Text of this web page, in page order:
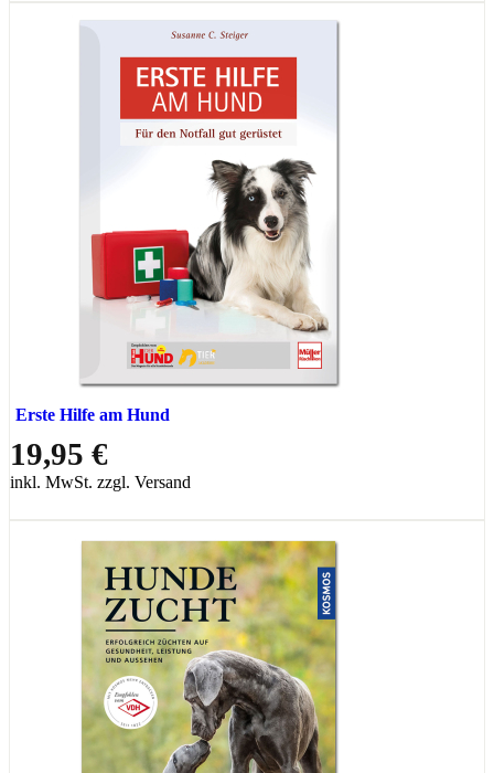
Erste Hilfe am Hund
19,95 €
inkl. MwSt. zzgl. Versand